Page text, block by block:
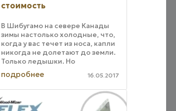
стоимость
В Шибугамо на севере Канады
зимы настолько холодные, что,
когда у вас течет из носа, капли
никогда не долетают до земли.
Только ледышки. Но
настроение
деревообработчиков
подогревает EasyScan+. Что это
такое? Базирующаяся здесь
компания Chantiers ...
подробнее 16.05.2017